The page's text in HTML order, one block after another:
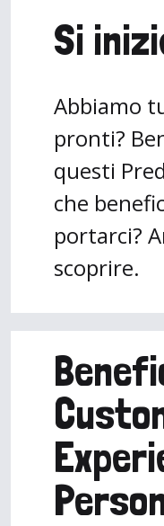
Si
Abbiamo
pronti?
questi
che
portarci?
scoprire.